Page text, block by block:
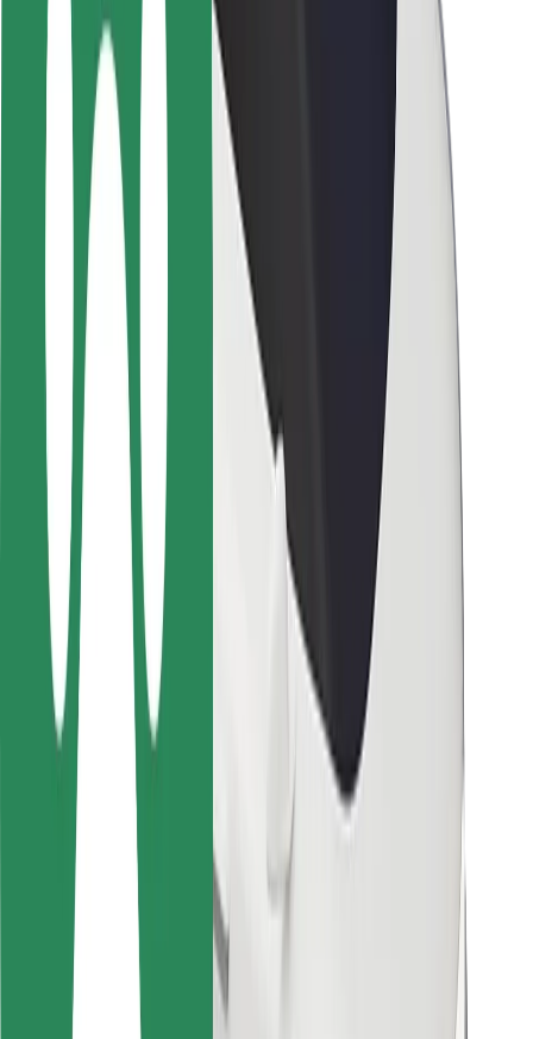
Urban Fund
ความปลอดภัย
ความปลอดภัยของผู้โดยสาร
ความปลอดภัยของคนขับ
ความปลอดภัยในการใช้สกู๊ตเตอร์
ห้องแล็บความปลอดภัย
เมือง
ตำแหน่ง
ทางแก้ปัญหาภายในเมือง
สนามบิน
แท่นชาร์จของ Bolt
การสนับสนุน
สำหรับผู้โดยสาร
สำหรับคนขับ
สำหรับพนักงานส่งของ
Bolt Food
สำหรับร้านอาหาร
Bolt for Business
อื่น ๆ
ซัพพลายเออร์